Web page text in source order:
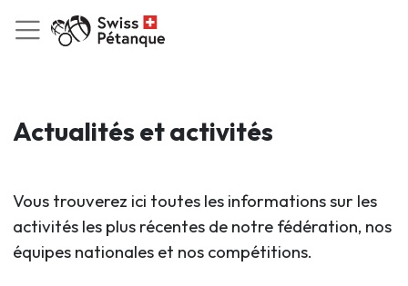
Actualités et activités
Vous trouverez ici toutes les informations sur les
activités les plus récentes de notre fédération, nos
équipes nationales et nos compétitions.